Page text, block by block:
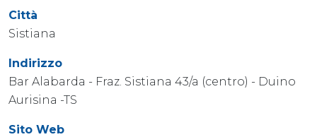
Città
Sistiana
Indirizzo
Bar Alabarda - Fraz. Sistiana 43/a (centro) - Duino
Aurisina -TS
Sito Web